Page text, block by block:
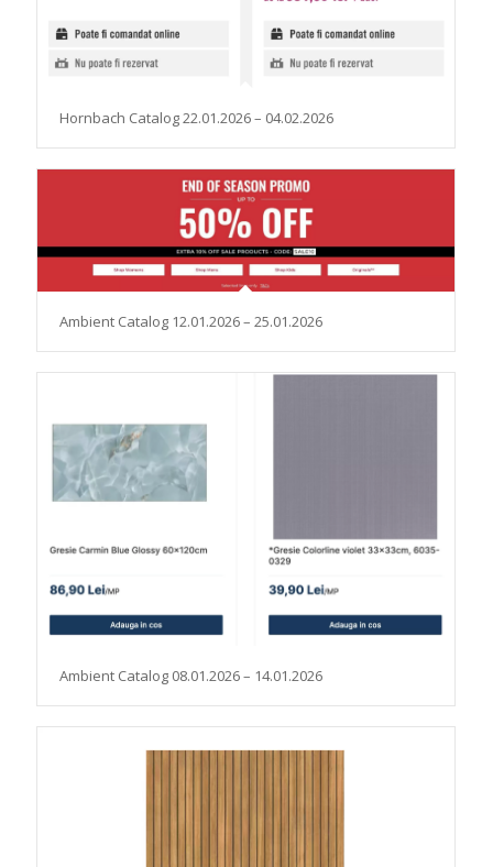
Hornbach Catalog 22.01.2026 – 04.02.2026
Ambient Catalog 12.01.2026 – 25.01.2026
Ambient Catalog 08.01.2026 – 14.01.2026